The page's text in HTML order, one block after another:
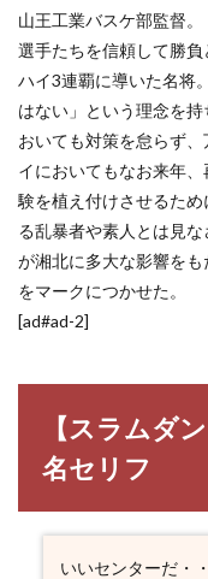
キャ
ラ一
覧
山王工業バスケ部監督。
選手たちを信頼して勝
ハイ3連覇に導いた名将
はない」という理念を
おいても対策を怠らず
イにおいてもなお来年
験を植え付けさせるた
る乱暴者や素人とは見
が湘北に多大な影響を
をマークにつかせた。
[ad#ad-2]
【スラムダ
名セリフ
いいセンターだ・